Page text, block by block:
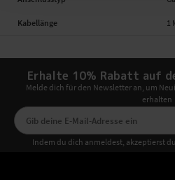
Kabellänge 1
Erhalte 10% Rabatt auf
Melde dich für den Newsletter an, um
erhalten
Indem du dich anmeldest, akzeptierst